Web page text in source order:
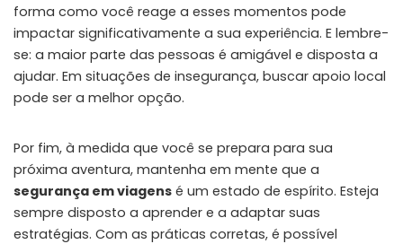
forma como você reage a esses momentos pode
impactar significativamente a sua experiência. E lembre-
se: a maior parte das pessoas é amigável e disposta a
ajudar. Em situações de insegurança, buscar apoio local
pode ser a melhor opção.
Por fim, à medida que você se prepara para sua
próxima aventura, mantenha em mente que a
segurança em viagens é um estado de espírito. Esteja
sempre disposto a aprender e a adaptar suas
estratégias. Com as práticas corretas, é possível